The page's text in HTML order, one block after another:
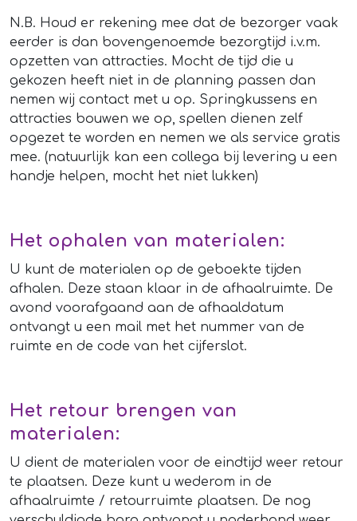
N.B. Houd er rekening mee dat de bezorger vaak
eerder is dan bovengenoemde bezorgtijd i.v.m.
opzetten van attracties. Mocht de tijd die u
gekozen heeft niet in de planning passen dan
nemen wij contact met u op. Springkussens en
attracties bouwen we op, spellen dienen zelf
opgezet te worden en nemen we als service gratis
mee. (natuurlijk kan een collega bij levering u een
handje helpen, mocht het niet lukken)
Het ophalen van materialen:
U kunt de materialen op de geboekte tijden
afhalen. Deze staan klaar in de afhaalruimte. De
avond voorafgaand aan de afhaaldatum
ontvangt u een mail met het nummer van de
ruimte en de code van het cijferslot.
Het retour brengen van
materialen:
U dient de materialen voor de eindtijd weer retour
te plaatsen. Deze kunt u wederom in de
afhaalruimte / retourruimte plaatsen. De nog